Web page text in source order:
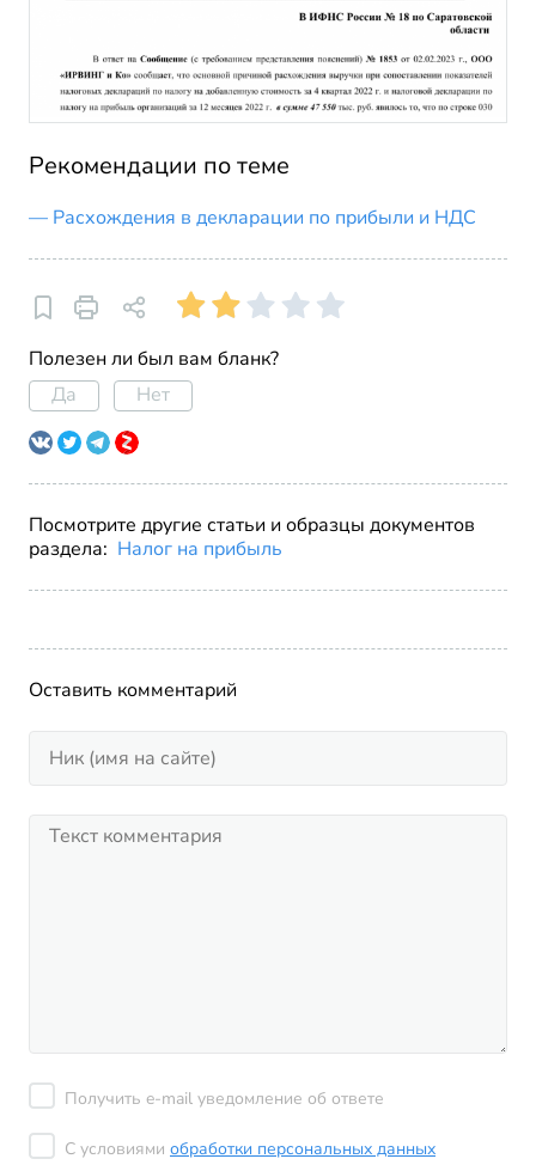
Рекомендации по теме
Расхождения в декларации по прибыли и НДС
Полезен ли был вам бланк?
Да
Нет
Посмотрите другие статьи и образцы документов
раздела: Налог на прибыль
Оставить комментарий
Получить e-mail уведомление об ответе
С условиями обработки персональных данных